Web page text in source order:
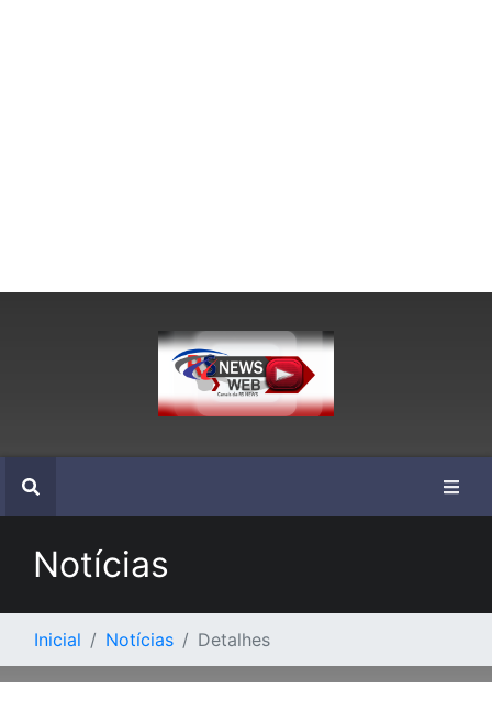
Notícias
Inicial Notícias Detalhes